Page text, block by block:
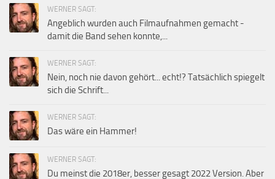
WERNER SAGT:
Angeblich wurden auch Filmaufnahmen gemacht -
damit die Band sehen konnte,...
WERNER SAGT:
Nein, noch nie davon gehört... echt!? Tatsächlich spiegelt
sich die Schrift...
WERNER SAGT:
Das wäre ein Hammer!
WERNER SAGT:
Du meinst die 2018er, besser gesagt 2022 Version. Aber